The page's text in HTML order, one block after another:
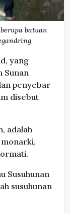
batuan
yang
Sunan
penyebar
disebut
adalah
Susuhunan
susuhunan